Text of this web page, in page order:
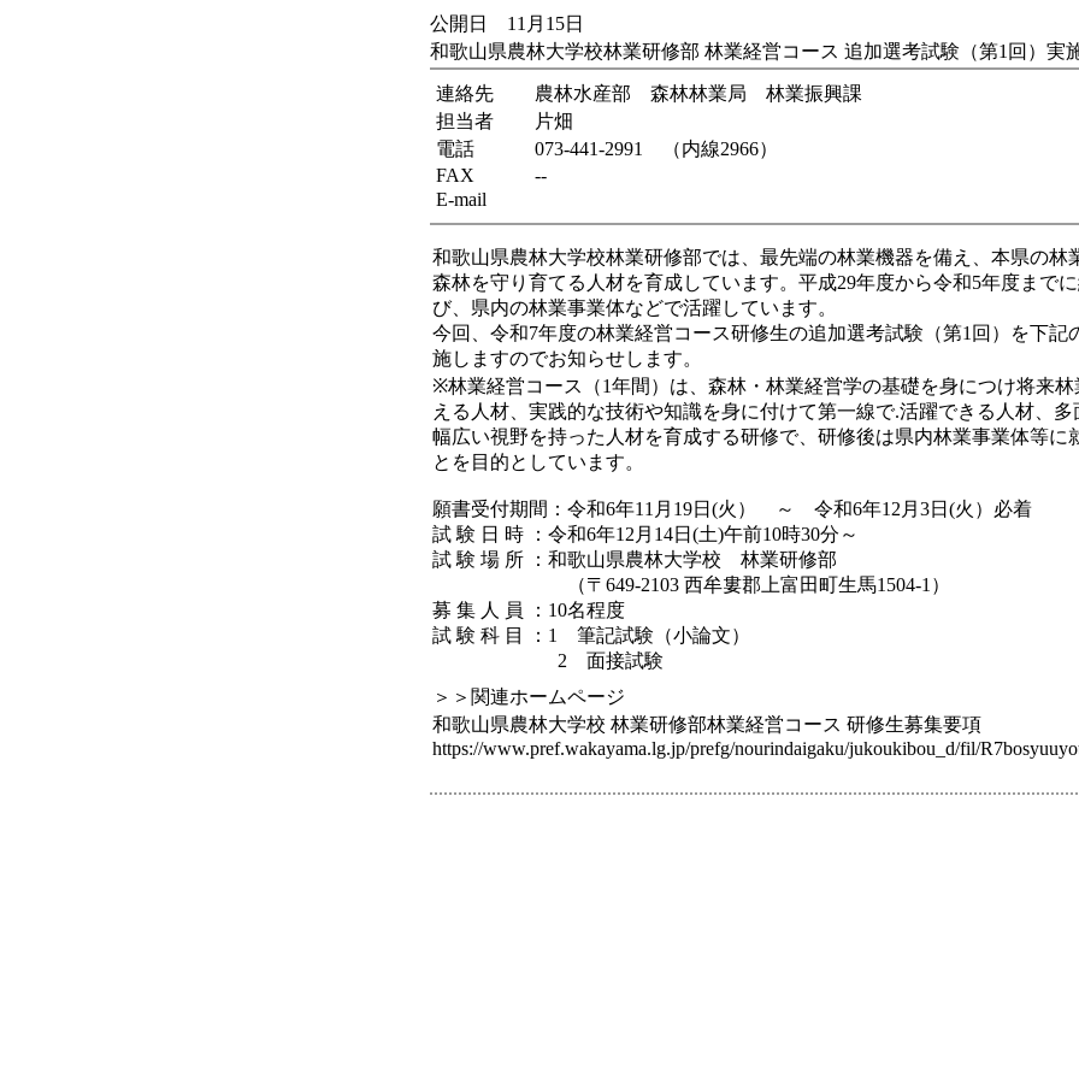
公開日 11月15日
和歌山県農林大学校林業研修部 林業経営コース 追加選考試験（第1回）実
連絡先
農林水産部 森林林業局 林業振興課
担当者
片畑
電話
073-441-2991 （内線2966）
FAX
--
E-mail
和歌山県農林大学校林業研修部では、最先端の林業機器を備え、本県の林
森林を守り育てる人材を育成しています。平成29年度から令和5年度まで
び、県内の林業事業体などで活躍しています。
今回、令和7年度の林業経営コース研修生の追加選考試験（第1回）を下記
施しますのでお知らせします。
※林業経営コース（1年間）は、森林・林業経営学の基礎を身につけ将来林
える人材、実践的な技術や知識を身に付けて第一線で.活躍できる人材、多
幅広い視野を持った人材を育成する研修で、研修後は県内林業事業体等に
とを目的としています。
願書受付期間：令和6年11月19日(火） ～ 令和6年12月3日(火）必着
試 験 日 時 ：令和6年12月14日(土)午前10時30分～
試 験 場 所 ：和歌山県農林大学校 林業研修部
（〒649-2103 西牟婁郡上富田町生馬1504-1）
募 集 人 員 ：10名程度
試 験 科 目 ：1 筆記試験（小論文）
2 面接試験
＞＞関連ホームページ
和歌山県農林大学校 林業研修部林業経営コース 研修生募集要項
https://www.pref.wakayama.lg.jp/prefg/nourindaigaku/jukoukibou_d/fil/